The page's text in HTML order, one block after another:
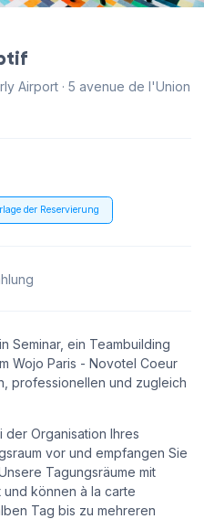
Airport · 5 avenue de l'Union
der Reservierung
Seminar, ein Teambuilding
Wojo Paris - Novotel Coeur
professionellen und zugleich
Organisation Ihres
vor und empfangen Sie
Tagungsräume mit
können à la carte
Tag bis zu mehreren